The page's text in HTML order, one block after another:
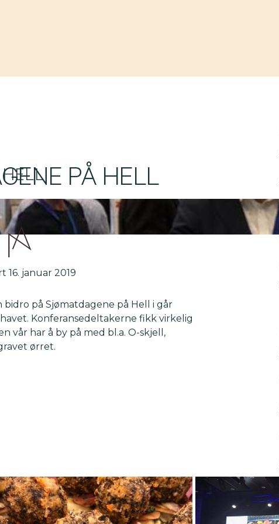
PÅ HELL
16. januar 2019
bidro på Sjømatdagene på Hell i går
Konferansedeltakerne fikk virkelig
vår har å by på med bl.a. O-skjell,
ørret.